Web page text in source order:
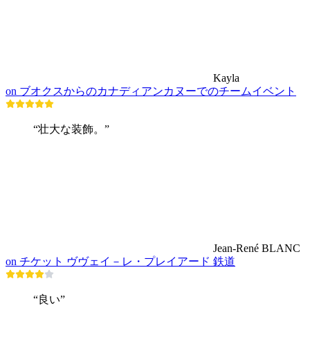
Kayla
on ブオクスからのカナディアンカヌーでのチームイベント
“壮大な装飾。”
Jean-René BLANC
on チケット ヴヴェイ－レ・プレイアード 鉄道
“良い”